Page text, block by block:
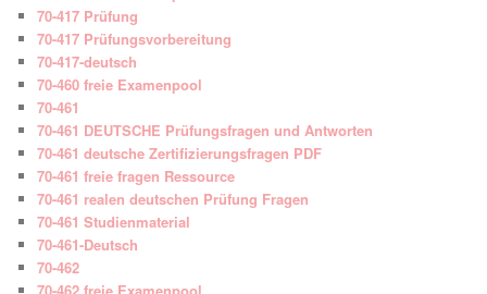
70-417 Prüfung
70-417 Prüfungsvorbereitung
70-417-deutsch
70-460 freie Examenpool
70-461
70-461 DEUTSCHE Prüfungsfragen und Antworten
70-461 deutsche Zertifizierungsfragen PDF
70-461 freie fragen Ressource
70-461 realen deutschen Prüfung Fragen
70-461 Studienmaterial
70-461-Deutsch
70-462